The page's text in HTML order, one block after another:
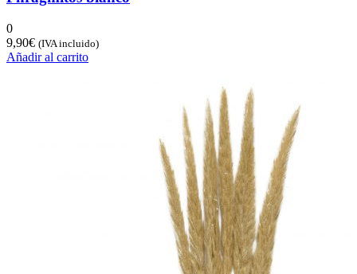
0
9,90€ (IVA incluido)
Añadir al carrito